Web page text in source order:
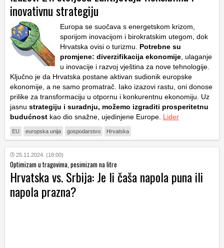
inovativnu strategiju
Europa se suočava s energetskom krizom,
sporijom inovacijom i birokratskim utegom, dok
Hrvatska ovisi o turizmu. Potrebne su
promjene: diverzifikacija ekonomije , ulaganje
u inovacije i razvoj vještina za nove tehnologije.
Ključno je da Hrvatska postane aktivan sudionik europske
ekonomije, a ne samo promatrač. Iako izazovi rastu, oni donose
prilike za transformaciju u otpornu i konkurentnu ekonomiju. Uz
jasnu strategiju i suradnju, možemo izgraditi prosperitetnu
budućnost kao dio snažne, ujedinjene Europe. Lider
EU europska unija gospodarstvo Hrvatska
25.11.2024. (18:00)
Optimizam u tragovima, pesimizam na litre
Hrvatska vs. Srbija: Je li čaša napola puna ili
napola prazna?